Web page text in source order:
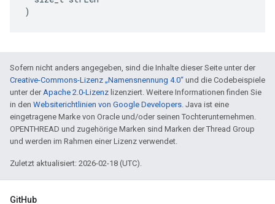
)
Sofern nicht anders angegeben, sind die Inhalte dieser Seite unter der
Creative-Commons-Lizenz „Namensnennung 4.0“ und die Codebeispiele
unter derApache 2.0-Lizenz lizenziert. Weitere Informationen finden Sie
in den Websiterichtlinien von Google Developers. Java ist eine
eingetragene Marke von Oracle und/oder seinen Tochterunternehmen.
OPENTHREAD und zugehörige Marken sind Marken der Thread Group
und werden im Rahmen einer Lizenz verwendet.
Zuletzt aktualisiert: 2026-02-18 (UTC).
GitHub